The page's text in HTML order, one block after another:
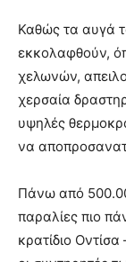
Καθώς τα αυγά
εκκολαφθούν,
χελωνών,
χερσαία
υψηλές
να
Πάνω από
παραλίες πιο
κρατίδιο